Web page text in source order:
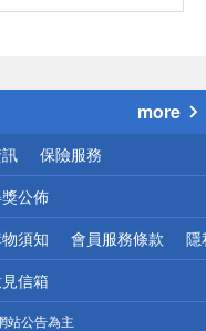
more
保險服務
公佈
須知 會員服務條款 隱
信箱
站公告為主